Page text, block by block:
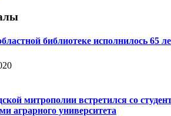
библиотеке исполнилось 65
митрополии встретился со
аграрного университета